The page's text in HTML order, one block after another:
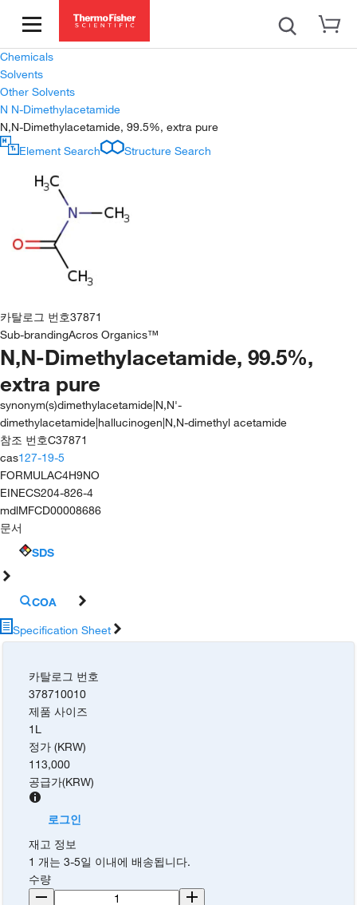
Chemicals
Solvents
Other Solvents
N N-Dimethylacetamide
N,N-Dimethylacetamide, 99.5%, extra pure
Element Search
Structure Search
카탈로그 번호37871
Sub-brandingAcros Organics™
N,N-Dimethylacetamide, 99.5%,
extra pure
synonym(s)dimethylacetamide|N,N'-
dimethylacetamide|hallucinogen|N,N-dimethyl acetamide
참조 번호C37871
cas127-19-5
FORMULAC4H9NO
EINECS204-826-4
mdlMFCD00008686
문서
SDS
COA
Specification Sheet
카탈로그 번호
378710010
제품 사이즈
1L
정가 (KRW)
113,000
공급가(KRW)
로그인
재고 정보
1 개는 3-5일 이내에 배송됩니다.
수량